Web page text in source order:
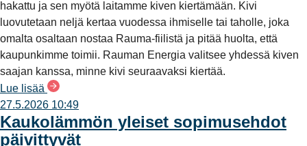
hakattu ja sen myötä laitamme kiven kiertämään. Kivi
luovutetaan neljä kertaa vuodessa ihmiselle tai taholle, joka
omalta osaltaan nostaa Rauma-fiilistä ja pitää huolta, että
kaupunkimme toimii. Rauman Energia valitsee yhdessä kiven
saajan kanssa, minne kivi seuraavaksi kiertää.
Lue lisää
27.5.2026 10:49
Kaukolämmön yleiset sopimusehdot
päivittyvät